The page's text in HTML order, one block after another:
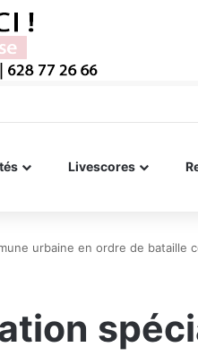
Livescores
urbaine en ordre de bataille